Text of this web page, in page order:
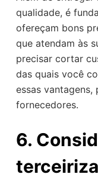
qualidade, é
ofereçam bons
que atendam às
precisar cortar
das quais você
essas
fornecedores.
6.